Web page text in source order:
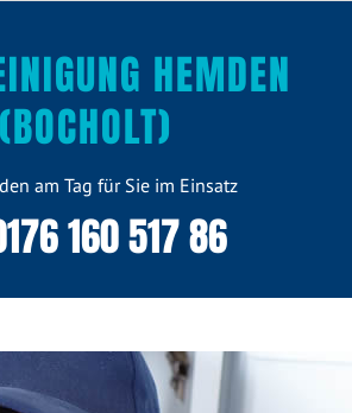
HEMDEN
(BOCHOLT)
am Tag für Sie im Einsatz
160 517 86